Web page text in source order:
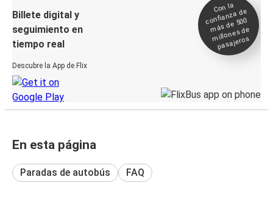
Billete digital y
seguimiento en
tiempo real
Descubre la App de Flix
Con la
confianza de
más de 500
millones de
pasajeros
En esta página
Paradas de autobús FAQ